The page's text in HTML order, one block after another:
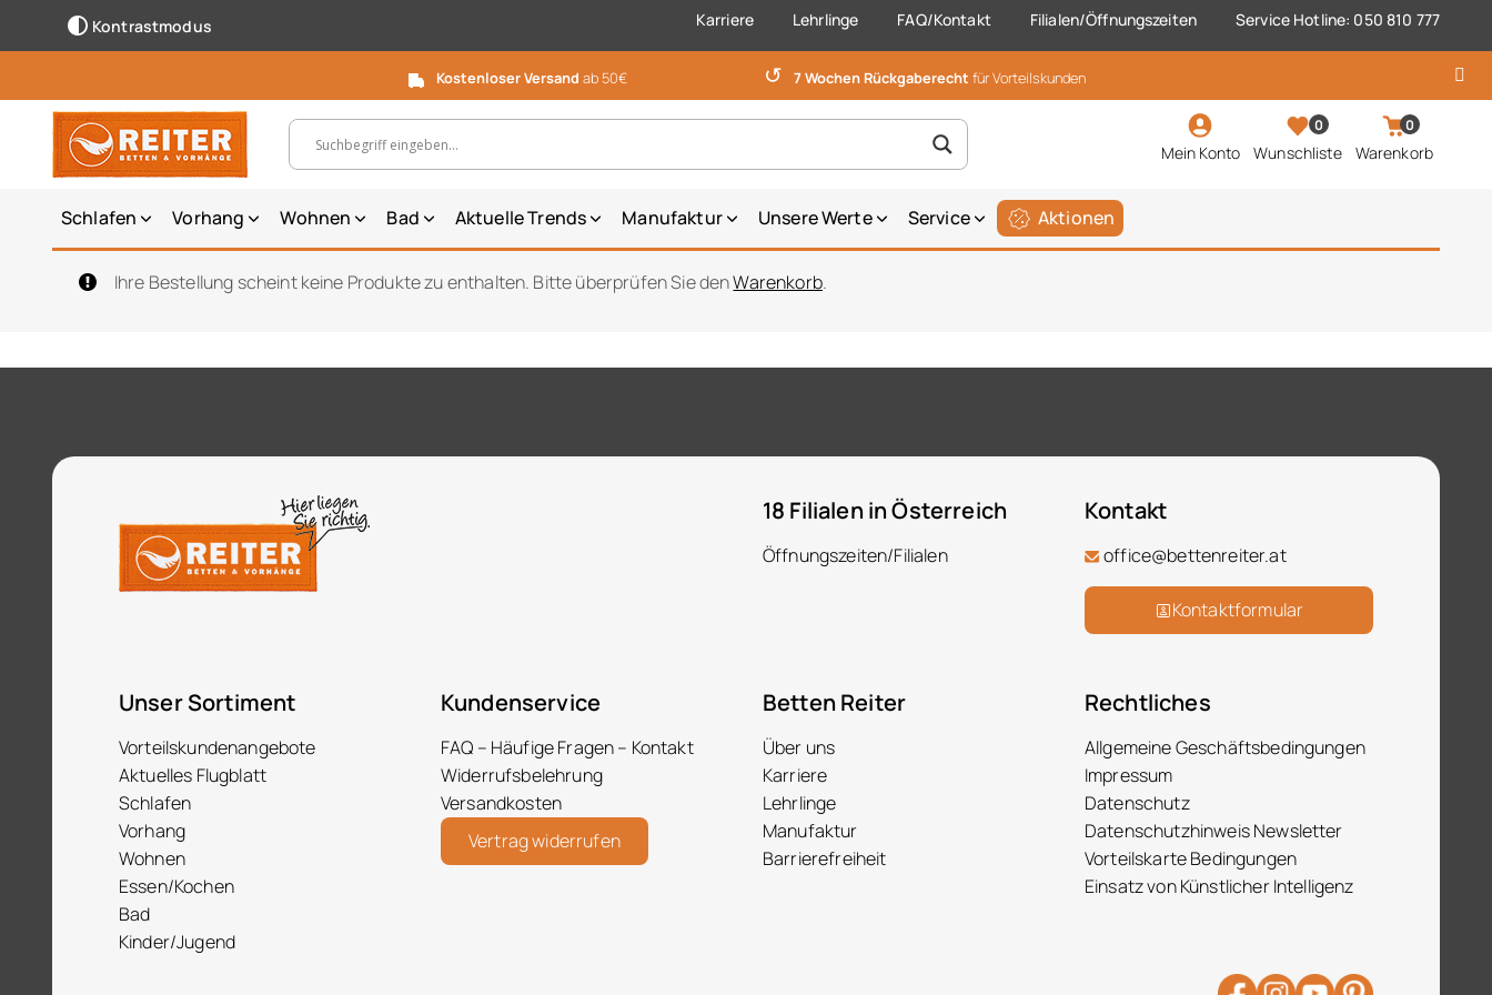
Kontrastmodus Karriere Lehrlinge FAQ/Kontakt Filialen/Öffnungszeiten Service Hotline: 050 810 777
Kostenloser Versand ab 50€ ↺ 7 Wochen Rückgaberecht für Vorteilskunden
Suchbegriff, Artikelnummer ...
Mein Konto
0
Wunschliste
0
Warenkorb
Schlafen Vorhang Wohnen Bad Aktuelle Trends Manufaktur Unsere Werte Service Aktionen
Ihre Bestellung scheint keine Produkte zu enthalten. Bitte überprüfen Sie denWarenkorb.
18 Filialen in Österreich
Öffnungszeiten/Filialen
Kontakt
office@bettenreiter.at
Kontaktformular
Unser Sortiment
Vorteilskundenangebote
Aktuelles Flugblatt
Schlafen
Vorhang
Wohnen
Essen/Kochen
Bad
Kinder/Jugend
Kundenservice
FAQ – Häufige Fragen – Kontakt
Widerrufsbelehrung
Versandkosten
Vertrag widerrufen
Betten Reiter
Über uns
Karriere
Lehrlinge
Manufaktur
Barrierefreiheit
Rechtliches
Allgemeine Geschäftsbedingungen
Impressum
Datenschutz
Datenschutzhinweis Newsletter
Vorteilskarte Bedingungen
Einsatz von Künstlicher Intelligenz